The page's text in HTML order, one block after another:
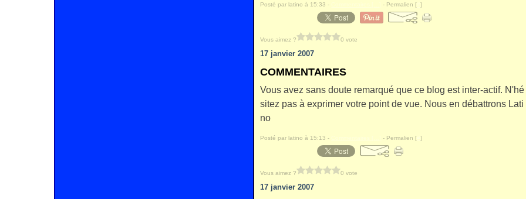
Posté par latino à 15:33 - - Permalien [ #]
Vous aimez ? 0 vote
17 janvier 2007
COMMENTAIRES
Vous avez sans doute remarqué que ce blog est inter-actif. N'hé
sitez pas à exprimer votre point de vue. Nous en débattrons Lati
no
Posté par latino à 15:13 - - Permalien [ #]
Vous aimez ? 0 vote
17 janvier 2007